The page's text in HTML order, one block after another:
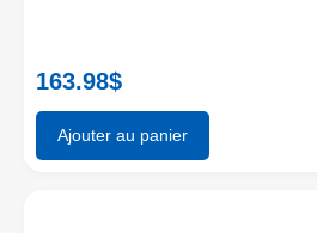
163.98$
Ajouter au panier